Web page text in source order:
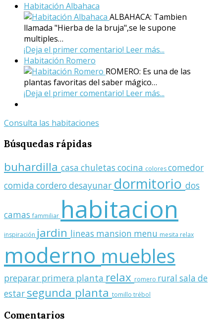
Habitación Albahaca
ALBAHACA: Tambien
llamada "Hierba de la bruja",se le supone
multiples…
¡Deja el primer comentario! Leer más...
Habitación Romero
ROMERO: Es una de las
plantas favoritas del saber mágico…
¡Deja el primer comentario! Leer más...
Consulta las habitaciones
Búsquedas rápidas
buhardilla casa chuletas cocina colorescomedor
comida cordero desayunar dormitorio dos
camasfammiliar habitacion
inspiración jardin lineas mansion menu mesita relax
moderno muebles
preparar primera planta relax romero rural sala de
estar segunda planta tomillo trébol
Comentarios